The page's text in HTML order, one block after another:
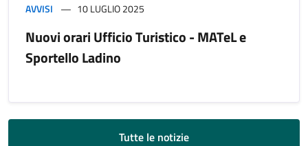
AVVISI 10 LUGLIO 2025
Nuovi orari Ufficio Turistico - MATeL e
Sportello Ladino
Tutte le notizie